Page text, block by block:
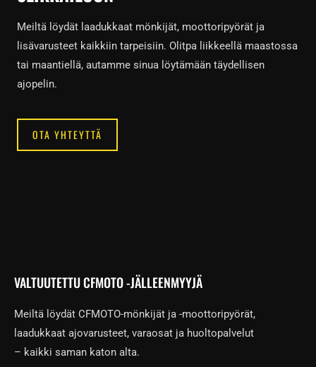
Meiltä löydät laadukkaat mönkijät, moottoripyörät ja
lisävarusteet kaikkiin tarpeisiin. Olitpa liikkeellä maastossa
tai maantiellä, autamme sinua löytämään täydellisen
ajopelin.
OTA YHTEYTTÄ
VALTUUTETTU CFMOTO -JÄLLEENMYYJÄ
Meiltä löydät CFMOTO-mönkijät ja -moottoripyörät,
laadukkaat ajovarusteet, varaosat ja huoltopalvelut
– kaikki saman katon alta.